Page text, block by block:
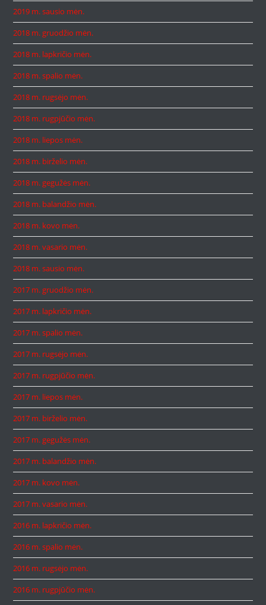
2019 m. sausio mėn.
2018 m. gruodžio mėn.
2018 m. lapkričio mėn.
2018 m. spalio mėn.
2018 m. rugsėjo mėn.
2018 m. rugpjūčio mėn.
2018 m. liepos mėn.
2018 m. birželio mėn.
2018 m. gegužės mėn.
2018 m. balandžio mėn.
2018 m. kovo mėn.
2018 m. vasario mėn.
2018 m. sausio mėn.
2017 m. gruodžio mėn.
2017 m. lapkričio mėn.
2017 m. spalio mėn.
2017 m. rugsėjo mėn.
2017 m. rugpjūčio mėn.
2017 m. liepos mėn.
2017 m. birželio mėn.
2017 m. gegužės mėn.
2017 m. balandžio mėn.
2017 m. kovo mėn.
2017 m. vasario mėn.
2016 m. lapkričio mėn.
2016 m. spalio mėn.
2016 m. rugsėjo mėn.
2016 m. rugpjūčio mėn.